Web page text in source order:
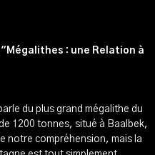
: une Relation à
du plus grand mégalithe du
1200 tonnes, situé à Baalbek,
notre compréhension, mais la